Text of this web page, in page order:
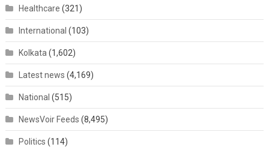
Healthcare (321)
International (103)
Kolkata (1,602)
Latest news (4,169)
National (515)
NewsVoir Feeds (8,495)
Politics (114)